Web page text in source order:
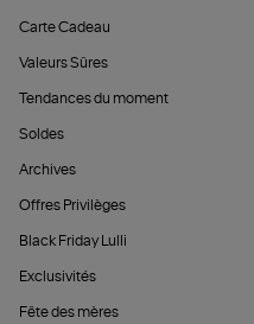
Carte Cadeau
Valeurs Sûres
Tendances du moment
Soldes
Archives
Offres Privilèges
Black Friday Lulli
Exclusivités
Fête des mères